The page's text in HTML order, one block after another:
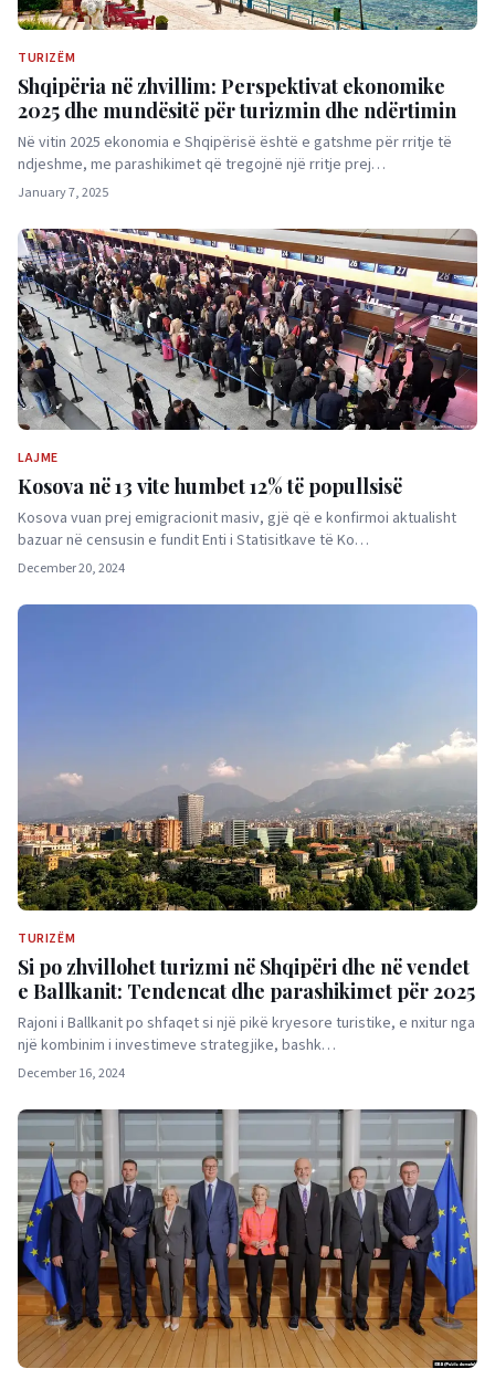
TURIZËM
Shqipëria në zhvillim: Perspektivat ekonomike
2025 dhe mundësitë për turizmin dhe ndërtimin
Në vitin 2025 ekonomia e Shqipërisë është e gatshme për rritje të
ndjeshme, me parashikimet që tregojnë një rritje prej…
January 7, 2025
LAJME
Kosova në 13 vite humbet 12% të popullsisë
Kosova vuan prej emigracionit masiv, gjë që e konfirmoi aktualisht
bazuar në censusin e fundit Enti i Statisitkave të Ko…
December 20, 2024
TURIZËM
Si po zhvillohet turizmi në Shqipëri dhe në vendet
e Ballkanit: Tendencat dhe parashikimet për 2025
Rajoni i Ballkanit po shfaqet si një pikë kryesore turistike, e nxitur nga
një kombinim i investimeve strategjike, bashk…
December 16, 2024